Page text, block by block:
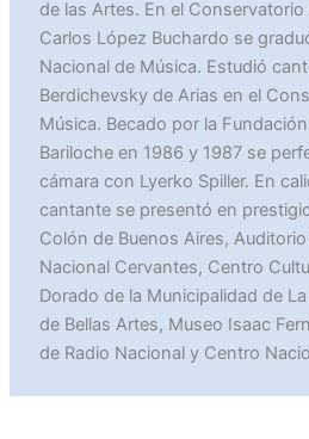
de las Artes. En el
Carlos López Buchardo se
Nacional de Música. Estudió
Berdichevsky de Arias en el
Música. Becado por la
Bariloche en 1986 y 1987 se
cámara con Lyerko Spiller. En
cantante se presentó en
Colón de Buenos Aires,
Nacional Cervantes, Centro
Dorado de la Municipalidad de
de Bellas Artes, Museo Isaac
de Radio Nacional y Centro